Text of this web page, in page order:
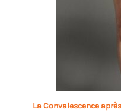
La Convalescence